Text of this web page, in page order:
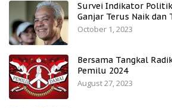
Survei Indikator
Ganjar Terus Naik dan
October 1, 2023
Bersama Tangkal
Pemilu 2024
August 27, 2023